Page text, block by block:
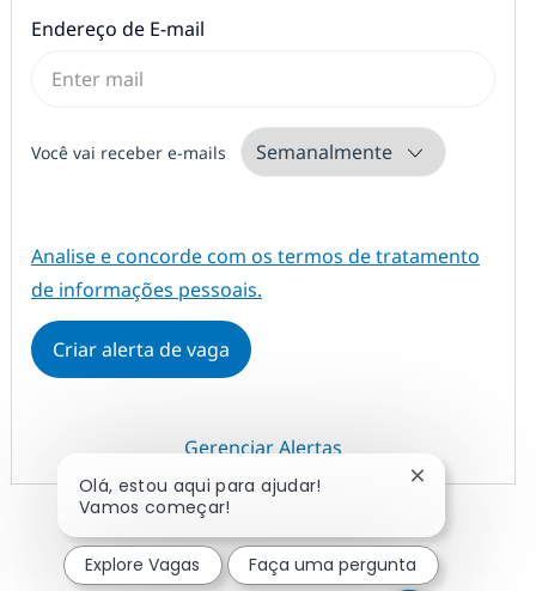
Endereço de E-mailRequired
Você vai receber e-mailsRequired
Required
Analise e concorde com os termos de tratamento
de informações pessoais.
Criar alerta de vaga
Gerenciar Alertas
Olá, estou aqui para ajudar!
Vamos começar!
Fechar
Explore Vagas Faça uma pergunta